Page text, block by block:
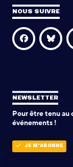
NOUS SUIVRE
NEWSLETTER
Pour être tenu au
événements !
JE M'ABONNE